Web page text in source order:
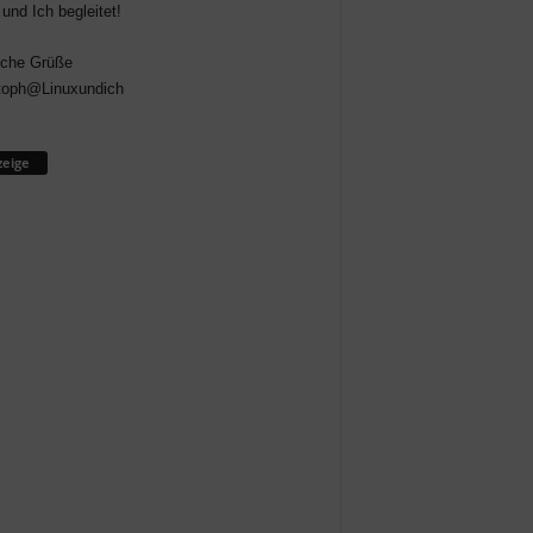
Ich begleitet!
Grüße